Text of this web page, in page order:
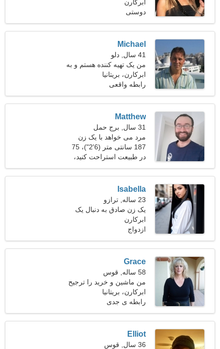
اندام سرگرم کننده نیاز دارم
ابرکارن
دوستی
Michael
41 سال, دلو
من یک تهیه کننده هستم و به
دنبال یک زن احساسی هستم
ابرکارن، بریتانیا
رابطه واقعی
Matthew
31 سال, برج حمل
مرد می خواهد با یک زن
ملاقات کند
187 سانتی متر (6'2")، 75
کیلوگرم (165 پوند)
در طبیعت استراحت کنید،
باله
Isabella
23 ساله, ترازو
یک زن صادق به دنبال یک
رابطه پرشور است
ابرکارن
ازدواج
Grace
58 ساله, قوس
من ماشین و خرید را ترجیح
می دهم
ابرکارن، بریتانیا
رابطه ی جدی
Elliot
36 سال, قوس